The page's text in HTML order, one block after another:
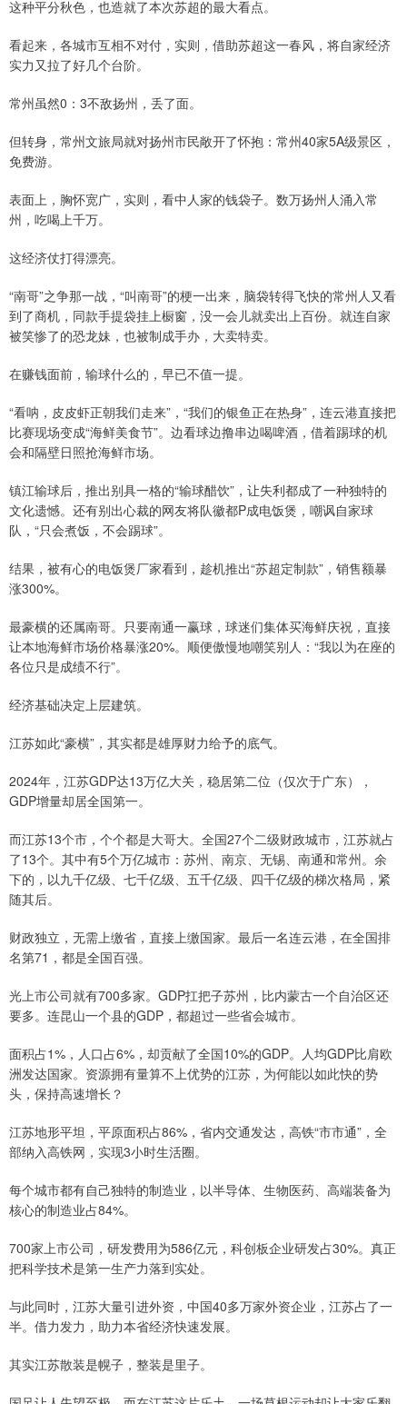
这种平分秋色，也造就了本次苏超的最大看点。
看起来，各城市互相不对付，实则，借助苏超这一春风，将自家经济
实力又拉了好几个台阶。
常州虽然0：3不敌扬州，丢了面。
但转身，常州文旅局就对扬州市民敞开了怀抱：常州40家5A级景区，
免费游。
表面上，胸怀宽广，实则，看中人家的钱袋子。数万扬州人涌入常
州，吃喝上千万。
这经济仗打得漂亮。
“南哥”之争那一战，“叫南哥”的梗一出来，脑袋转得飞快的常州人又看
到了商机，同款手提袋挂上橱窗，没一会儿就卖出上百份。就连自家
被笑惨了的恐龙妹，也被制成手办，大卖特卖。
在赚钱面前，输球什么的，早已不值一提。
“看呐，皮皮虾正朝我们走来”，“我们的银鱼正在热身”，连云港直接把
比赛现场变成“海鲜美食节”。边看球边撸串边喝啤酒，借着踢球的机
会和隔壁日照抢海鲜市场。
镇江输球后，推出别具一格的“输球醋饮”，让失利都成了一种独特的
文化遗憾。还有别出心裁的网友将队徽都P成电饭煲，嘲讽自家球
队，“只会煮饭，不会踢球”。
结果，被有心的电饭煲厂家看到，趁机推出“苏超定制款”，销售额暴
涨300%。
最豪横的还属南哥。只要南通一赢球，球迷们集体买海鲜庆祝，直接
让本地海鲜市场价格暴涨20%。顺便傲慢地嘲笑别人：“我以为在座的
各位只是成绩不行”。
经济基础决定上层建筑。
江苏如此“豪横”，其实都是雄厚财力给予的底气。
2024年，江苏GDP达13万亿大关，稳居第二位（仅次于广东），
GDP增量却居全国第一。
而江苏13个市，个个都是大哥大。全国27个二级财政城市，江苏就占
了13个。其中有5个万亿城市：苏州、南京、无锡、南通和常州。余
下的，以九千亿级、七千亿级、五千亿级、四千亿级的梯次格局，紧
随其后。
财政独立，无需上缴省，直接上缴国家。最后一名连云港，在全国排
名第71，都是全国百强。
光上市公司就有700多家。GDP扛把子苏州，比内蒙古一个自治区还
要多。连昆山一个县的GDP，都超过一些省会城市。
面积占1%，人口占6%，却贡献了全国10%的GDP。人均GDP比肩欧
洲发达国家。资源拥有量算不上优势的江苏，为何能以如此快的势
头，保持高速增长？
江苏地形平坦，平原面积占86%，省内交通发达，高铁“市市通”，全
部纳入高铁网，实现3小时生活圈。
每个城市都有自己独特的制造业，以半导体、生物医药、高端装备为
核心的制造业占84%。
700家上市公司，研发费用为586亿元，科创板企业研发占30%。真正
把科学技术是第一生产力落到实处。
与此同时，江苏大量引进外资，中国40多万家外资企业，江苏占了一
半。借力发力，助力本省经济快速发展。
其实江苏散装是幌子，整装是里子。